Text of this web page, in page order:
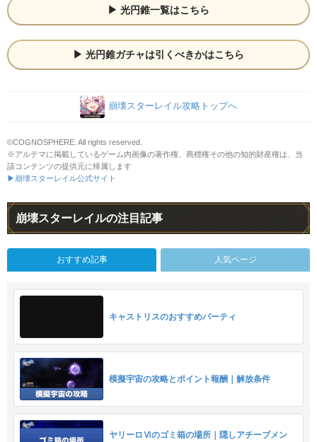
光円錐一覧はこちら
光円錐ガチャは引くべきかはこちら
崩壊スターレイル攻略トップへ
©COGNOSPHERE. All rights reserved.
※アルテマに掲載しているゲーム内画像の著作権、商標権その他の知的財産権は、当
該コンテンツの提供元に帰属します
▶崩壊スターレイル公式サイト
崩壊スターレイルの注目記事
おすすめ記事 人気ページ
キャストリスのおすすめパーティ
模擬宇宙の攻略とポイント報酬｜解放条件
ヤリーロⅥのゴミ箱の場所｜隠しアチーブメン